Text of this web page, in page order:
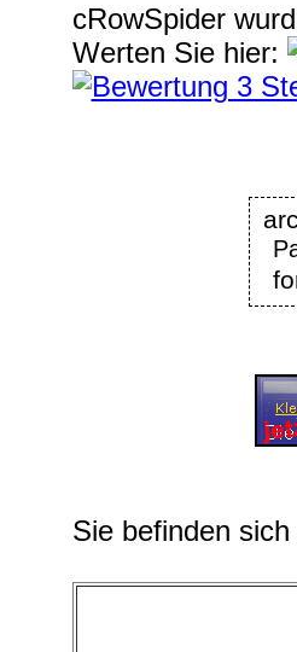
cRowSpider
Werten Sie hier:
Sie befinden